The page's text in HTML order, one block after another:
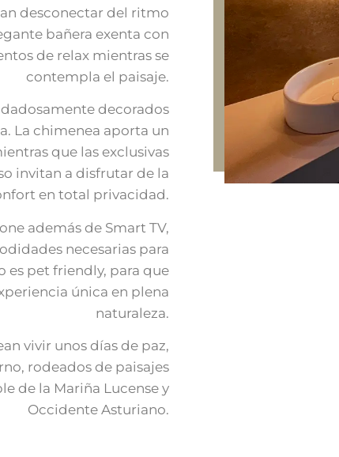
desconectar del ritmo
bañera exenta con
de relax mientras se
contempla el paisaje.
decorados
La chimenea aporta un
que las exclusivas
invitan a disfrutar de la
en total privacidad.
además de Smart TV,
necesarias para
es pet friendly, para que
única en plena
naturaleza.
vivir unos días de paz,
rodeados de paisajes
de la Mariña Lucense y
Occidente Asturiano.